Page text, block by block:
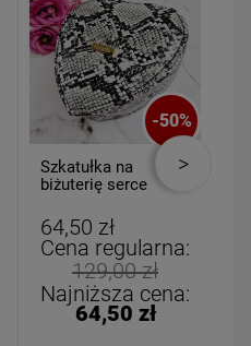
-50%
Szkatułka na
biżuterię serce
64,50 zł
Cena regularna:
129,00 zł
Najniższa cena:
64,50 zł